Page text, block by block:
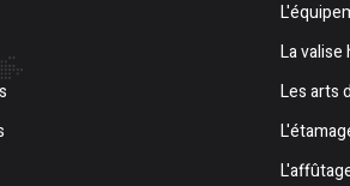
La
Les arts